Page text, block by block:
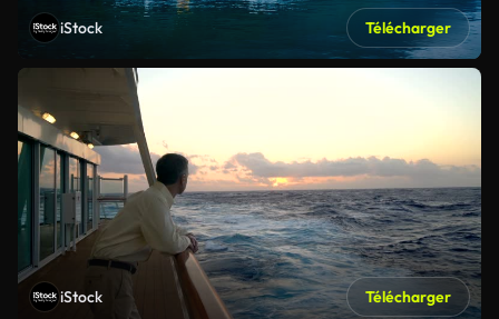
iStock Télécharger
iStock Télécharger